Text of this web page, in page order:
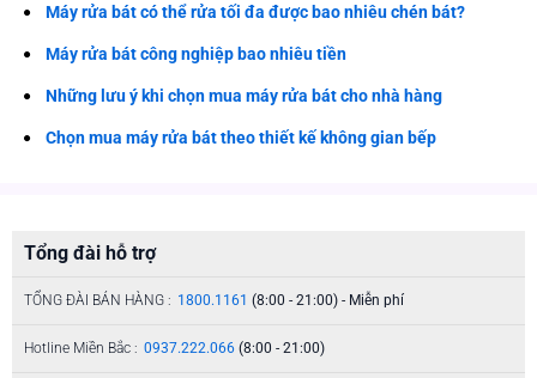
Máy rửa bát có thể rửa tối đa được bao nhiêu chén bát?
Máy rửa bát công nghiệp bao nhiêu tiền
Những lưu ý khi chọn mua máy rửa bát cho nhà hàng
Chọn mua máy rửa bát theo thiết kế không gian bếp
Tổng đài hỗ trợ
TỔNG ĐÀI BÁN HÀNG : 1800.1161 (8:00 - 21:00) - Miễn phí
Hotline Miền Bắc : 0937.222.066 (8:00 - 21:00)